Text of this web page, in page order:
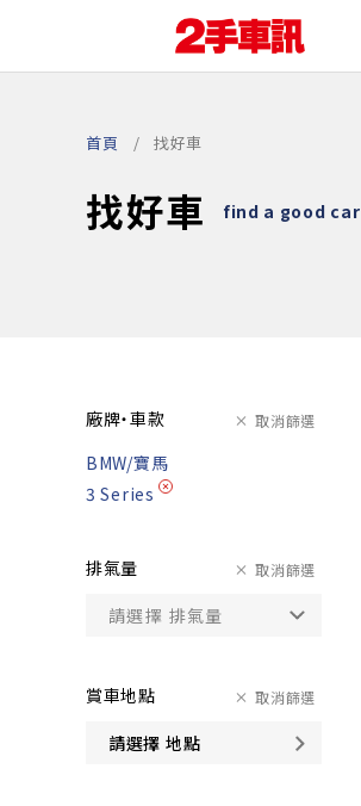
首頁 找好車
找好車 find a good car
廠牌・車款 取消篩選
BMW/寶馬
3 Series
排氣量 取消篩選
賞車地點
請選擇 地點
取消篩選